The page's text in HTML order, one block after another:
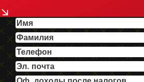
-Aizmugurējie parking sensori.
-Bluetooth.
U.C Ekstras.